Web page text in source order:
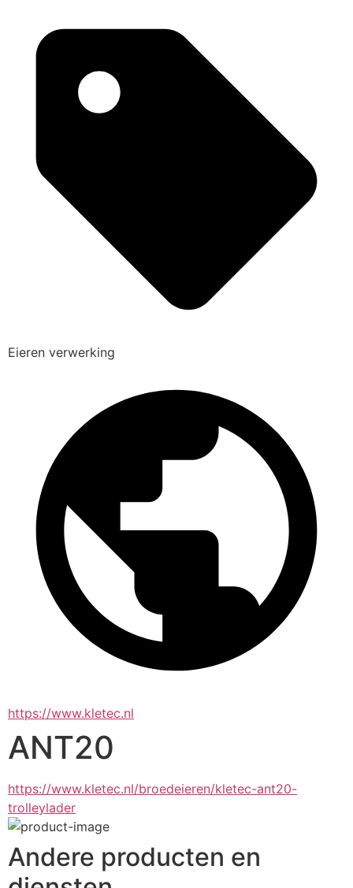
Eieren verwerking
https://www.kletec.nl
ANT20
https://www.kletec.nl/broedeieren/kletec-ant20-
trolleylader
Andere producten en